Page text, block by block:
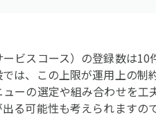
ビスコース）の登録数は
は、この上限が運用上の
ーの選定や組み合わせを
る可能性も考えられます